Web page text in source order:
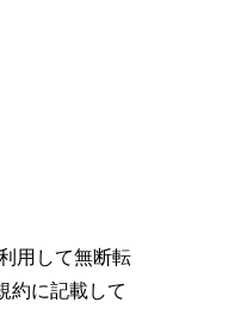
用して無断転
約に記載して